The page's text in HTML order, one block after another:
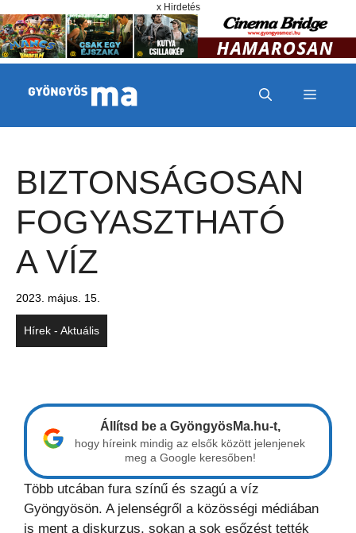
x Hirdetés
MENÜ
BIZTONSÁGOSAN
FOGYASZTHATÓ
A VÍZ
2023. május. 15.
Hírek - Aktuális
Állítsd be a GyöngyösMa.hu-t,
hogy híreink mindig az elsők között jelenjenek
meg a Google keresőben!
Több utcában fura színű és szagú a víz
Gyöngyösön. A jelenségről a közösségi médiában
is ment a diskurzus, sokan a sok esőzést tették